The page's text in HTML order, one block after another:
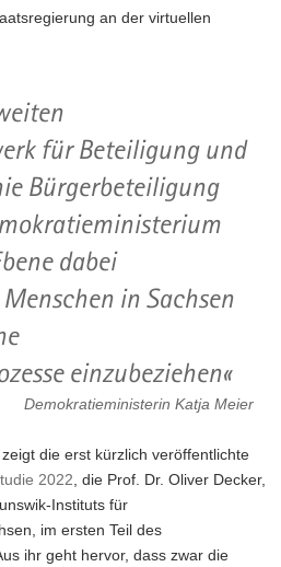
an der virtuellen
für Beteiligung und
Bürgerbeteiligung
dabei
in Sachsen
einzubeziehen
Demokratieministerin Katja Meier
die erst kürzlich veröffentlichte
2022 , die Prof. Dr. Oliver Decker,
Instituts für
im ersten Teil des
ihr geht hervor, dass zwar die